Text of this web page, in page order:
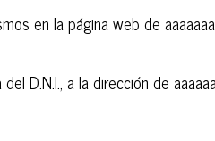
en la página web de
D.N.I., a la dirección de